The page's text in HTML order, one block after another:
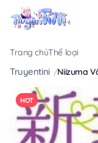
Trang chủThể loại
Truyentini Niizuma
HOT